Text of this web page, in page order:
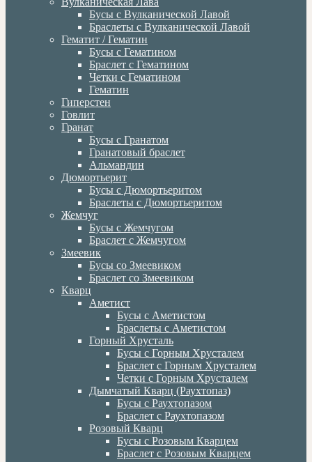
Бусы с Вулканической Лавой
Браслеты с Вулканической Лавой
Гематит / Гематин
Бусы с Гематином
Браслет с Гематином
Четки с Гематином
Гематин
Гиперстен
Говлит
Гранат
Бусы с Гранатом
Гранатовый браслет
Альмандин
Дюмортьерит
Бусы с Дюмортьеритом
Браслеты с Дюмортьеритом
Жемчуг
Бусы с Жемчугом
Браслет с Жемчугом
Змеевик
Бусы со Змеевиком
Браслет со Змеевиком
Кварц
Аметист
Бусы с Аметистом
Браслеты с Аметистом
Горный Хрусталь
Бусы с Горным Хрусталем
Браслет с Горным Хрусталем
Четки с Горным Хрусталем
Дымчатый Кварц (Раухтопаз)
Бусы с Раухтопазом
Браслет с Раухтопазом
Розовый Кварц
Бусы с Розовым Кварцем
Браслет с Розовым Кварцем